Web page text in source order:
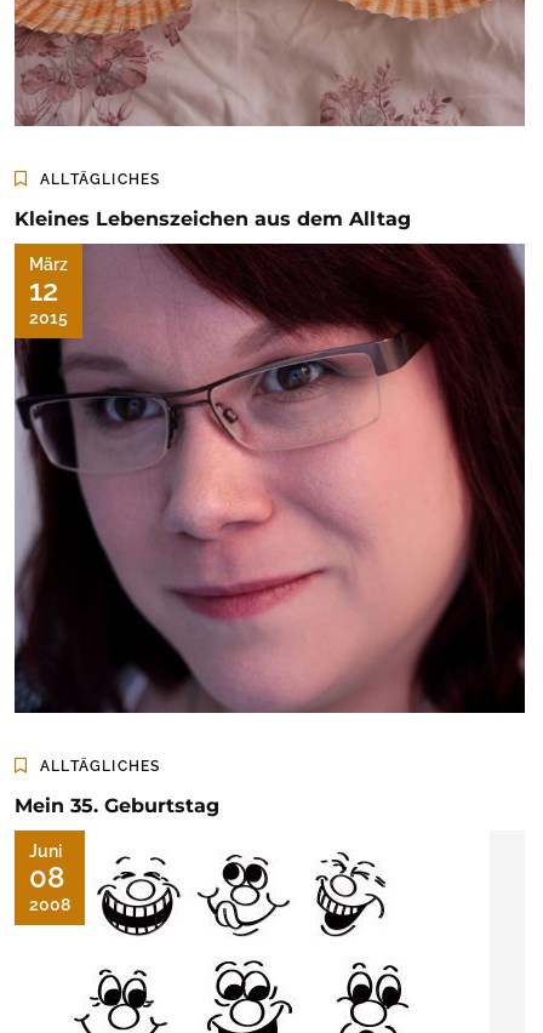
ALLTÄGLICHES
Kleines Lebenszeichen aus dem Alltag
März
12
2015
ALLTÄGLICHES
Mein 35. Geburtstag
Juni
08
2008